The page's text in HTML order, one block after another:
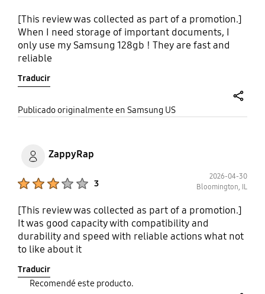
[This review was collected as part of a promotion.]
When I need storage of important documents, I
only use my Samsung 128gb ! They are fast and
reliable
Traducir
Publicado originalmente en Samsung US
ZappyRap
3
2026-04-30
Bloomington, IL
[This review was collected as part of a promotion.]
It was good capacity with compatibility and
durability and speed with reliable actions what not
to like about it
Traducir
Recomendé este producto.